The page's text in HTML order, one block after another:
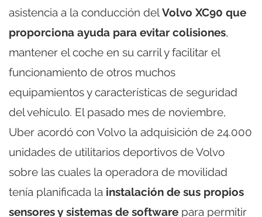
asistencia a la conducción delVolvo XC90 que
proporciona ayuda para evitar colisiones,
mantener el coche en su carril y facilitar el
funcionamiento de otros muchos
equipamientos y características de seguridad
del vehículo. El pasado mes de noviembre,
Uber acordó con Volvo la adquisición de 24.000
unidades de utilitarios deportivos de Volvo
sobre las cuales la operadora de movilidad
tenía planificada la instalación de sus propios
sensores y sistemas de software para permitir